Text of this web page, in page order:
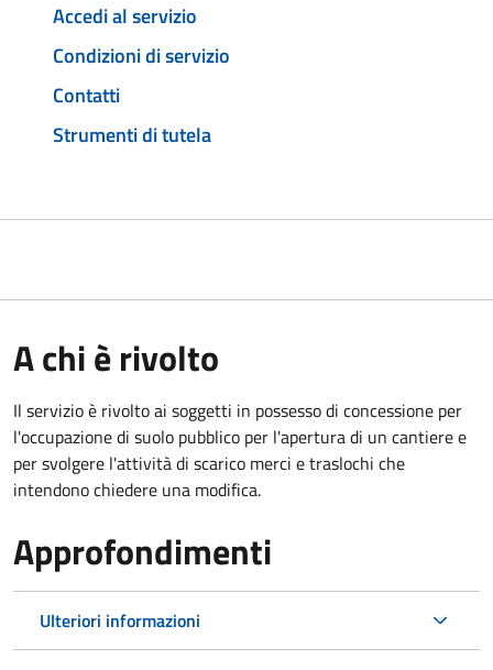
Accedi al servizio
Condizioni di servizio
Contatti
Strumenti di tutela
A chi è rivolto
Il servizio è rivolto ai soggetti in possesso di concessione per
l'occupazione di suolo pubblico per l'apertura di un cantiere e
per svolgere l'attività di scarico merci e traslochi che
intendono chiedere una modifica.
Approfondimenti
Ulteriori informazioni